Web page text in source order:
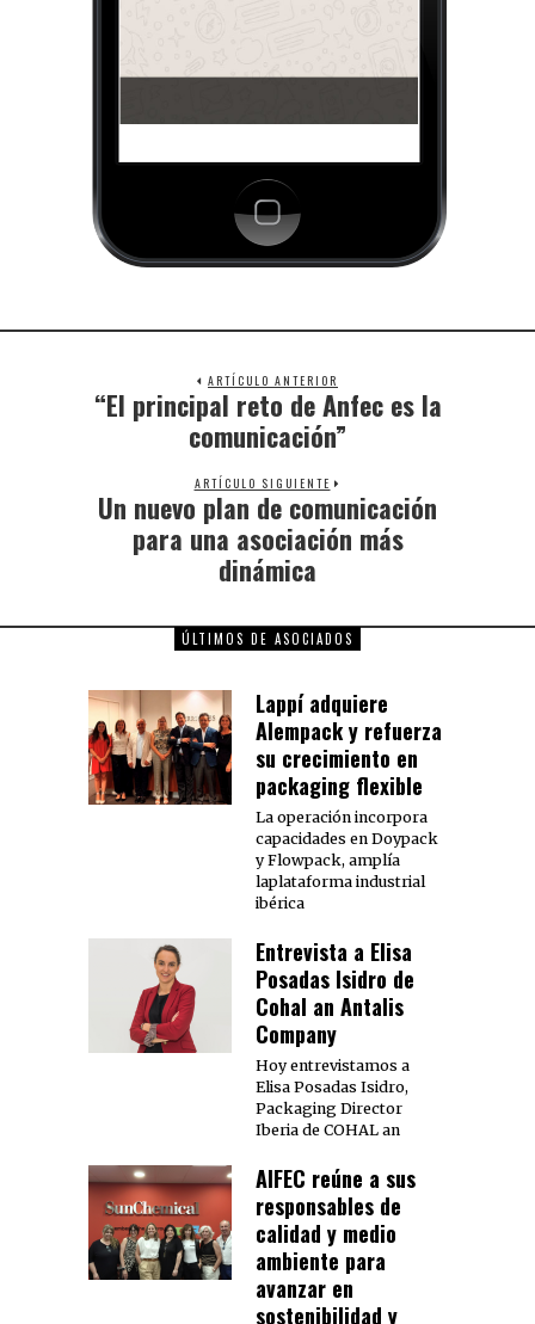
ARTÍCULO ANTERIOR
“El principal reto de Anfec es la
comunicación”
ARTÍCULO SIGUIENTE
Un nuevo plan de comunicación
para una asociación más
dinámica
ÚLTIMOS DE ASOCIADOS
Lappí adquiere
Alempack y refuerza
su crecimiento en
packaging flexible
La operación incorpora
capacidades en Doypack
y Flowpack, amplía
laplataforma industrial
ibérica
Entrevista a Elisa
Posadas Isidro de
Cohal an Antalis
Company
Hoy entrevistamos a
Elisa Posadas Isidro,
Packaging Director
Iberia de COHAL an
AIFEC reúne a sus
responsables de
calidad y medio
ambiente para
avanzar en
sostenibilidad y